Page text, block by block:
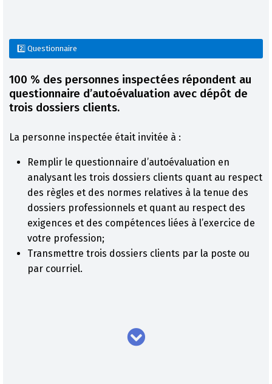
2️⃣ Questionnaire
100 % des personnes inspectées répondent au
questionnaire d’autoévaluation avec dépôt de
trois dossiers clients.
La personne inspectée était invitée à :
Remplir le questionnaire d’autoévaluation en
analysant les trois dossiers clients quant au respect
des règles et des normes relatives à la tenue des
dossiers professionnels et quant au respect des
exigences et des compétences liées à l’exercice de
votre profession;
Transmettre trois dossiers clients par la poste ou
par courriel.